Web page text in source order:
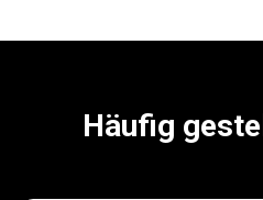
Häufig